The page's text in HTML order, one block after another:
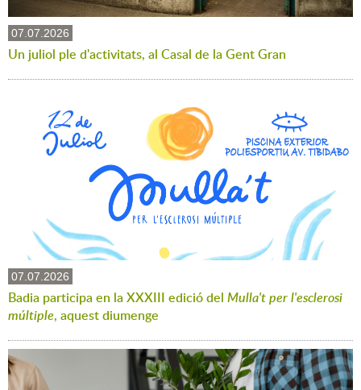
07.07.2026
Un juliol ple d'activitats, al Casal de la Gent Gran
07.07.2026
Badia participa en la XXXIII edició del Mulla't per l'esclerosi
múltiple, aquest diumenge